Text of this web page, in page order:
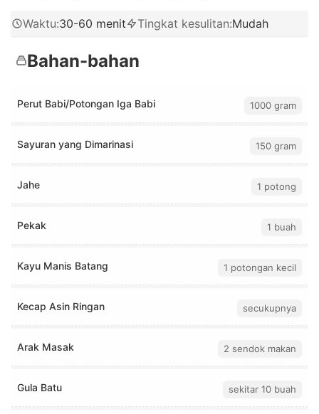
Waktu:30-60 menit Tingkat kesulitan:Mudah
Bahan-bahan
Perut Babi/Potongan Iga Babi 1000 gram
Sayuran yang Dimarinasi 150 gram
Jahe 1 potong
Pekak 1 buah
Kayu Manis Batang 1 potongan kecil
Kecap Asin Ringan secukupnya
Arak Masak 2 sendok makan
Gula Batu sekitar 10 buah